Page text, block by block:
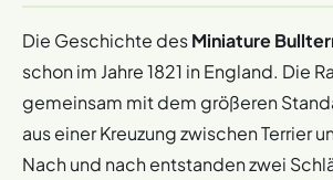
Die Geschichte desMiniature
schon im Jahre 1821 in England. Die
gemeinsam mit dem größeren
aus einer Kreuzung zwischen Terrier
Nach und nach entstanden zwei